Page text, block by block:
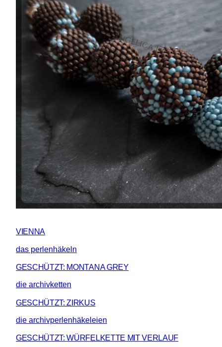
VIENNA
das perlenhäkeln
GESCHÜTZT: MONTANA GREY
die archivketten
GESCHÜTZT: ZIRKUS
die archivperlenhäkeleien
GESCHÜTZT: WÜRFELKETTE MIT VERLAUF